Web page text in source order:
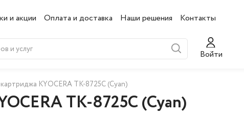
и акции Оплата и доставка Наши решения Контакты
Войти
KYOCERA TK-8725C (Cyan)
TK-8725C (Cyan)